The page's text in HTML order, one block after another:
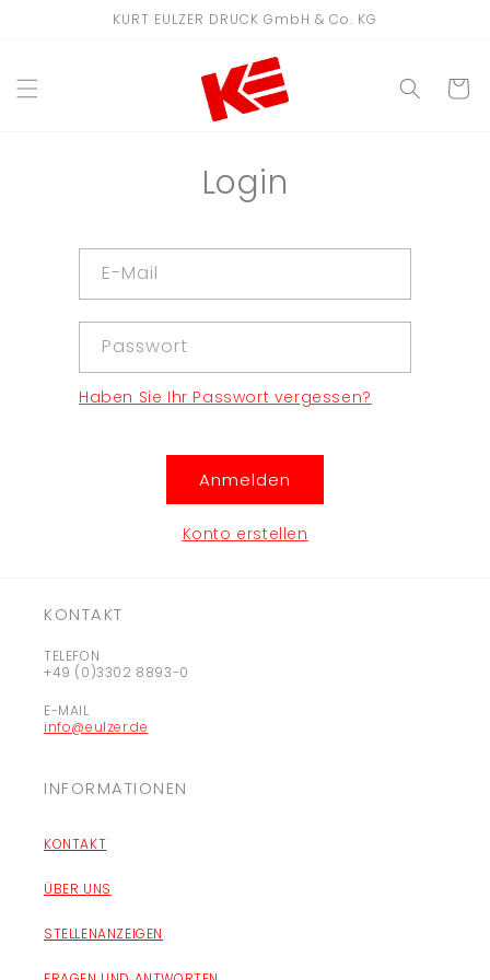
KURT EULZER DRUCK GmbH & Co. KG
Login
E-Mail
Passwort
Haben Sie Ihr Passwort vergessen?
Anmelden
Konto erstellen
KONTAKT
TELEFON
+49 (0)3302 8893-0
E-MAIL
info@eulzer.de
INFORMATIONEN
KONTAKT
ÜBER UNS
STELLENANZEIGEN